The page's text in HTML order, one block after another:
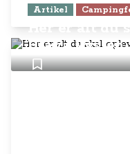
Artikel
Her er alt du
Brava kysten